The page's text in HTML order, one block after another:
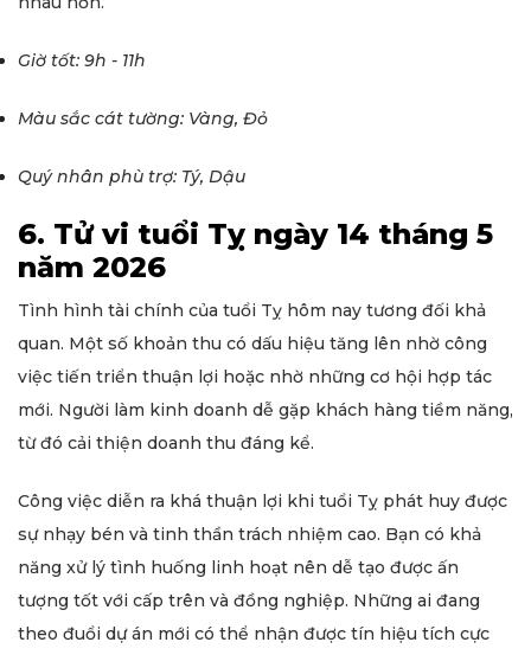
Giờ tốt: 9h - 11h
Màu sắc cát tường: Vàng, Đỏ
Quý nhân phù trợ: Tý, Dậu
6. Tử vi tuổi Tỵ ngày 14 tháng 5
năm 2026
Tình hình tài chính của tuổi Tỵ hôm nay tương đối khả
quan. Một số khoản thu có dấu hiệu tăng lên nhờ công
việc tiến triển thuận lợi hoặc nhờ những cơ hội hợp tác
mới. Người làm kinh doanh dễ gặp khách hàng tiềm năng,
từ đó cải thiện doanh thu đáng kể.
Công việc diễn ra khá thuận lợi khi tuổi Tỵ phát huy được
sự nhạy bén và tinh thần trách nhiệm cao. Bạn có khả
năng xử lý tình huống linh hoạt nên dễ tạo được ấn
tượng tốt với cấp trên và đồng nghiệp. Những ai đang
theo đuổi dự án mới có thể nhận được tín hiệu tích cực